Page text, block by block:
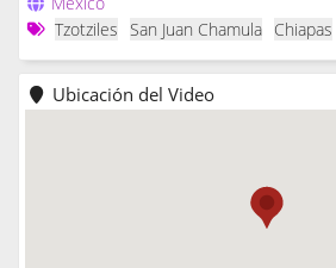
Tzotziles
San Juan Chamula Chiapas
Ubicación del Video